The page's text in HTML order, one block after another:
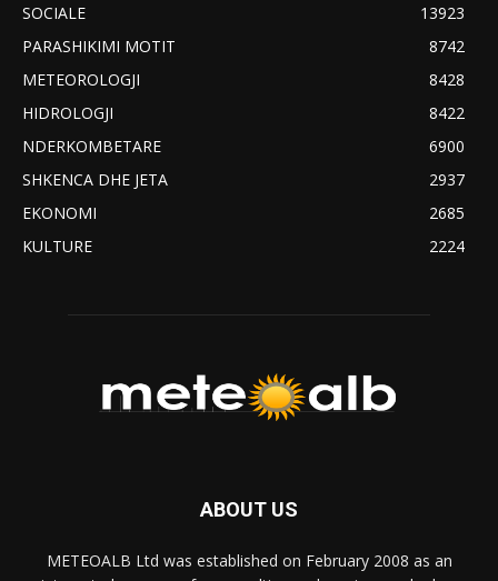
SOCIALE
13923
PARASHIKIMI MOTIT
8742
METEOROLOGJI
8428
HIDROLOGJI
8422
NDERKOMBETARE
6900
SHKENCA DHE JETA
2937
EKONOMI
2685
KULTURE
2224
ABOUT US
METEOALB Ltd was established on February 2008 as an